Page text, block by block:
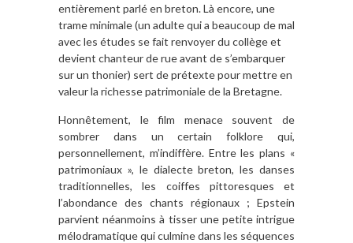
entièrement parlé en breton. Là encore, une
trame minimale (un adulte qui a beaucoup de mal
avec les études se fait renvoyer du collège et
devient chanteur de rue avant de s’embarquer
sur un thonier) sert de prétexte pour mettre en
valeur la richesse patrimoniale de la Bretagne.
Honnêtement, le film menace souvent de
sombrer dans un certain folklore qui,
personnellement, m’indiffère. Entre les plans «
patrimoniaux », le dialecte breton, les danses
traditionnelles, les coiffes pittoresques et
l’abondance des chants régionaux ; Epstein
parvient néanmoins à tisser une petite intrigue
mélodramatique qui culmine dans les séquences